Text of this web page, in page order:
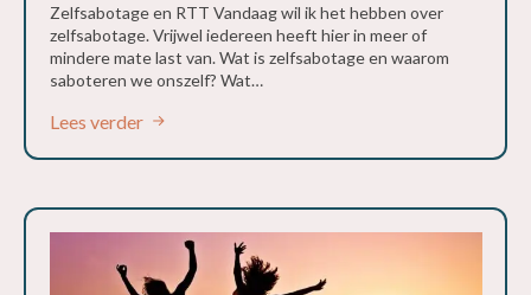
Zelfsabotage en RTT Vandaag wil ik het hebben over
zelfsabotage. Vrijwel iedereen heeft hier in meer of
mindere mate last van. Wat is zelfsabotage en waarom
saboteren we onszelf? Wat…
Lees verder